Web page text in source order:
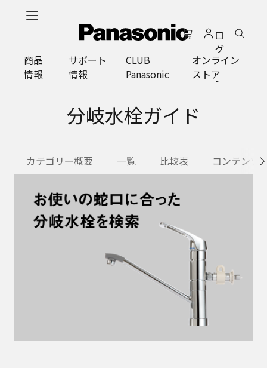
プ
ロ
グ
イ
ン
商品
情報
サポート
情報
CLUB
Panasonic
オンライン
ストア
分岐水栓ガイド
カテゴリー概要 一覧 比較表 コンテンツ